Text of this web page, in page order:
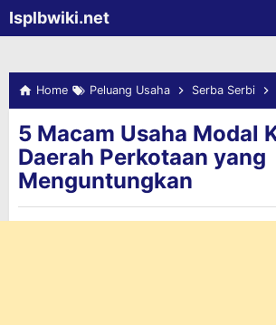
-->Isplbwiki.net
Home Peluang Usaha Serba Serbi
5 Macam Usaha Modal
Daerah Perkotaan yang
Menguntungkan